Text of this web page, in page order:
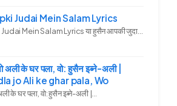
Judai Mein Salam Lyrics
अली के घर पला, वो: हुसैन इब्ने-अली |
jo Ali ke ghar pala, Wo
के घर पला, वो: हुसैन इब्ने-अली |...